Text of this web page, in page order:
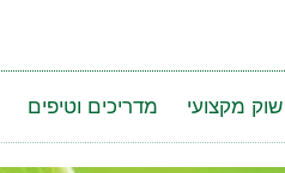
שוק מקצועי מדריכים וטיפים